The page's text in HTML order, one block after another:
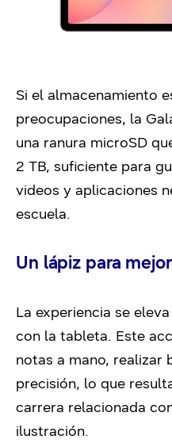
Si el almacenamiento
preocupaciones, la
una ranura microSD
2 TB, suficiente para
videos y aplicaciones
escuela.
Un lápiz para
La experiencia se
con la tableta. Este
notas a mano, realizar
precisión, lo que
carrera relacionada
ilustración.